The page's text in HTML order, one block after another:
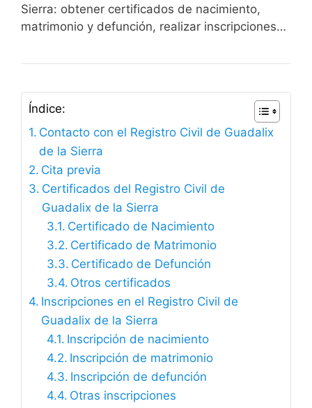
Sierra: obtener certificados de nacimiento,
matrimonio y defunción, realizar inscripciones…
Índice:
Contacto con el Registro Civil de Guadalix
de la Sierra
Cita previa
Certificados del Registro Civil de
Guadalix de la Sierra
Certificado de Nacimiento
Certificado de Matrimonio
Certificado de Defunción
Otros certificados
Inscripciones en el Registro Civil de
Guadalix de la Sierra
Inscripción de nacimiento
Inscripción de matrimonio
Inscripción de defunción
Otras inscripciones